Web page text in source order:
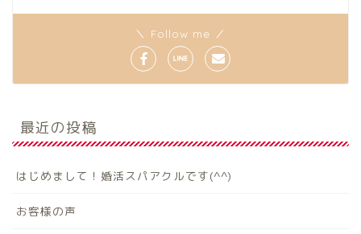
＼ Follow me ／
最近の投稿
はじめまして！婚活スパアクルです(^^)
お客様の声